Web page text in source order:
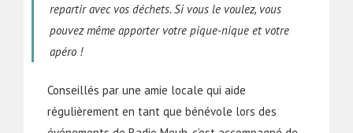
repartir avec vos déchets. Si vous le voulez, vous
pouvez même apporter votre pique-nique et votre
apéro !
Conseillés par une amie locale qui aide
régulièrement en tant que bénévole lors des